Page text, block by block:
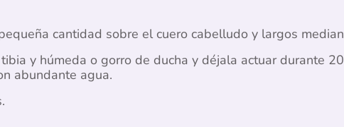
cantidad sobre el cuero cabelludo y largos
y húmeda o gorro de ducha y déjala actuar durante
abundante agua.